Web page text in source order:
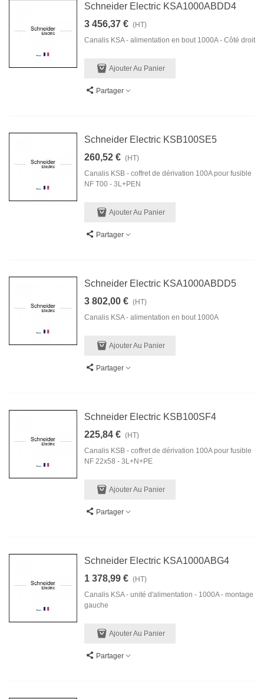
Schneider Electric KSA1000ABDD4
3 456,37 € (HT)
Canalis KSA - alimentation en bout 1000A - Côté droit
Ajouter Au Panier
Partager
Schneider Electric KSB100SE5
260,52 € (HT)
Canalis KSB - coffret de dérivation 100A pour fusible
NF T00 - 3L+PEN
Ajouter Au Panier
Partager
Schneider Electric KSA1000ABDD5
3 802,00 € (HT)
Canalis KSA - alimentation en bout 1000A
Ajouter Au Panier
Partager
Schneider Electric KSB100SF4
225,84 € (HT)
Canalis KSB - coffret de dérivation 100A pour fusible
NF 22x58 - 3L+N+PE
Ajouter Au Panier
Partager
Schneider Electric KSA1000ABG4
1 378,99 € (HT)
Canalis KSA - unité d'alimentation - 1000A - montage
gauche
Ajouter Au Panier
Partager